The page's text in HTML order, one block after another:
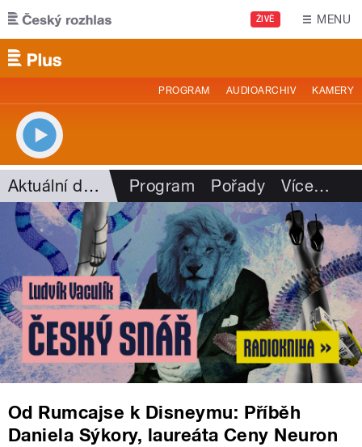
Přejít k hlavnímu obsahu
ŽIVĚ MENU
PROGRAM AUDIOARCHIV KAMERY
Aktuální dění Program Pořady Více…
Od Rumcajse k Disneymu: Příběh
Daniela Sýkory, laureáta Ceny Neuron